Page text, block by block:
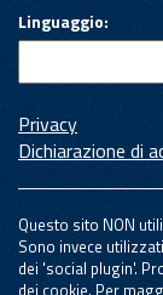
Linguaggio
Privacy
Dichiarazione di
Questo sito NON
Sono invece
dei 'social plugin'.
dei cookie. Per